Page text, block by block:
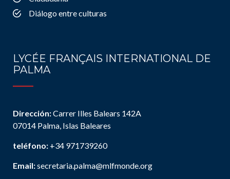
Diálogo entre culturas
LYCÉE FRANÇAIS INTERNATIONAL DE
PALMA
Dirección:Carrer Illes Balears 142A
07014 Palma, Islas Baleares
teléfono: +34 971739260
Email:secretaria.palma@mlfmonde.org